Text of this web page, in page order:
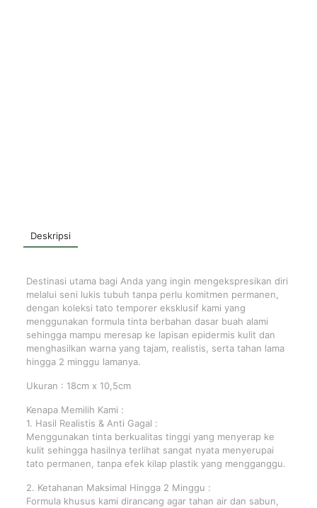
Deskripsi
Destinasi utama bagi Anda yang ingin mengekspresikan diri
melalui seni lukis tubuh tanpa perlu komitmen permanen,
dengan koleksi tato temporer eksklusif kami yang
menggunakan formula tinta berbahan dasar buah alami
sehingga mampu meresap ke lapisan epidermis kulit dan
menghasilkan warna yang tajam, realistis, serta tahan lama
hingga 2 minggu lamanya.
Ukuran : 18cm x 10,5cm
Kenapa Memilih Kami :
1. Hasil Realistis & Anti Gagal :
Menggunakan tinta berkualitas tinggi yang menyerap ke
kulit sehingga hasilnya terlihat sangat nyata menyerupai
tato permanen, tanpa efek kilap plastik yang mengganggu.
2. Ketahanan Maksimal Hingga 2 Minggu :
Formula khusus kami dirancang agar tahan air dan sabun,